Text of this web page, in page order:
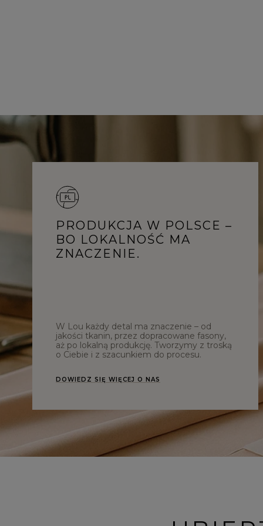
PRODUKCJA W POLSCE –
BO LOKALNOŚĆ MA
ZNACZENIE.
W Lou każdy detal ma znaczenie – od
jakości tkanin, przez dopracowane fasony,
aż po lokalną produkcję. Tworzymy z troską
o Ciebie i z szacunkiem do procesu.
DOWIEDZ SIĘ WIĘCEJ O NAS